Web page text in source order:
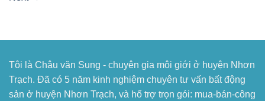
Tôi là Châu văn Sung - chuyên gia môi giới ở huyện Nhơn
Trạch. Đã có 5 năm kinh nghiệm chuyên tư vấn bất động
sản ở huyện Nhơn Trạch, và hổ trợ trọn gói: mua-bán-công